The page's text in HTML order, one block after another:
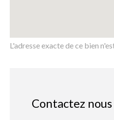
L'adresse exacte de ce bien
Contactez nous